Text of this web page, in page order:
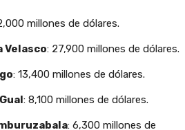
millones de dólares.
Velasco: 27,900 millones de dólares.
: 13,400 millones de dólares.
: 8,100 millones de dólares.
: 6,300 millones de